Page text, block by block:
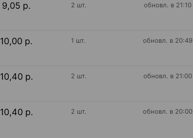
9,05 р. 2 шт. обновл. в 21:10
10,00 р. 1 шт. обновл. в 20:49
10,40 р. 2 шт. обновл. в 21:00
10,40 р. 2 шт. обновл. в 20:00